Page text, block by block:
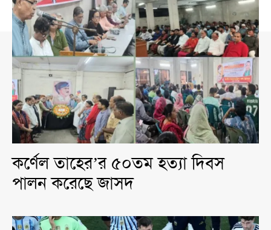
কর্ণেল তাহের’র ৫০তম হত্যা দিবস
পালন করেছে জাসদ